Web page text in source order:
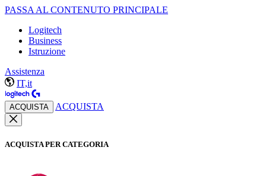
PASSA AL CONTENUTO PRINCIPALE
Logitech
Business
Istruzione
Assistenza
IT,it
ACQUISTA ACQUISTA
ACQUISTA PER CATEGORIA